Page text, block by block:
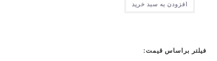
افزودن به سبد خرید
فیلتر براساس قیمت: